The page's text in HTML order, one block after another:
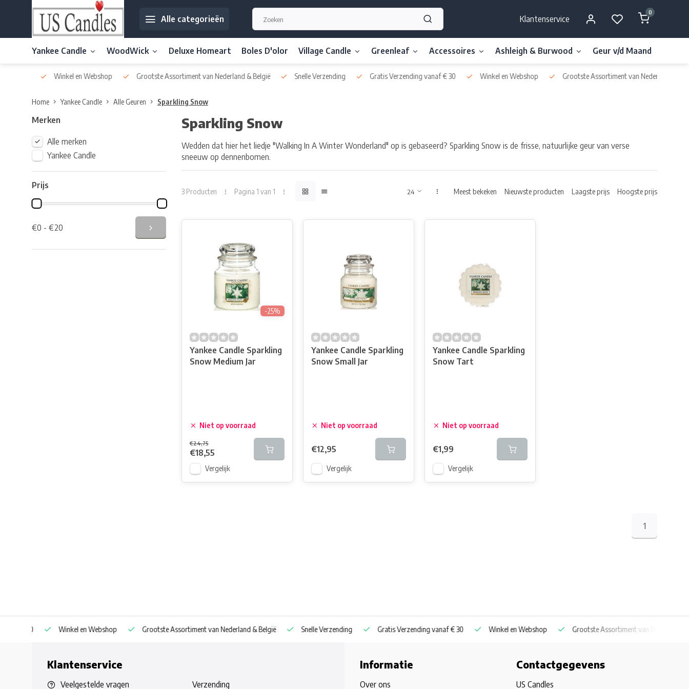
Alle categorieën Klantenservice
0
Yankee Candle WoodWick Deluxe Homeart Boles D'olor Village Candle Greenleaf Accessoires Ashleigh & Burwood Geur v/d Maand
Winkel en Webshop Grootste Assortiment van Nederland & België Snelle Verzending Gratis Verzending vanaf € 30 Winkel en Webshop Grootste Assortiment van Nederland & België
Home Yankee Candle Alle Geuren Sparkling Snow
Merken
Alle merken
Yankee Candle
Prijs
€0 - €20
Sparkling Snow
Wedden dat hier het liedje "Walking In A Winter Wonderland" op is gebaseerd? Sparkling Snow is de frisse, natuurlijke geur van verse
sneeuw op dennenbomen.
3 Producten Pagina 1 van 1 Meest bekeken Nieuwste producten Laagste prijs Hoogste prijs
-25%
Yankee Candle Sparkling
Snow Medium Jar
Niet op voorraad
€24,75
€18,55
Vergelijk
Yankee Candle Sparkling
Snow Small Jar
Niet op voorraad
€12,95
Vergelijk
Yankee Candle Sparkling
Snow Tart
Niet op voorraad
€1,99
Vergelijk
1
Winkel en Webshop Grootste Assortiment van Nederland & België Snelle Verzending Gratis Verzending vanaf € 30 Winkel en Webshop Grootste Assortiment van Nederland &
Klantenservice
Veelgestelde vragen Verzending
Informatie
Over ons
Contactgegevens
US Candles